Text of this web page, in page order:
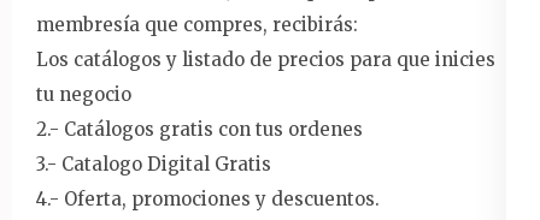
membresía que compres, recibirás:
Los catálogos y listado de precios para que inicies
tu negocio
2.- Catálogos gratis con tus ordenes
3.- Catalogo Digital Gratis
4.- Oferta, promociones y descuentos.